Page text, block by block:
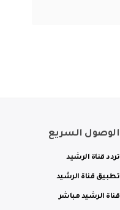
الوصول السريع
تردد قناة الرشيد
تطبيق قناة الرشيد
قناة الرشيد مباشر